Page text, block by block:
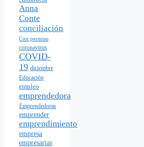
Anna
Conte
conciliación
Con permiso
coronavirus
COVID-
19 diciembre
Educación
empleo
emprendedora
Emprendedoras
emprender
emprendimiento
empresa
empresarias